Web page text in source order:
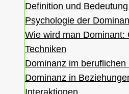
Definition und
Psychologie der
Wie wird man Dominant:
Techniken
Dominanz im beruflichen
Dominanz in
Interaktionen